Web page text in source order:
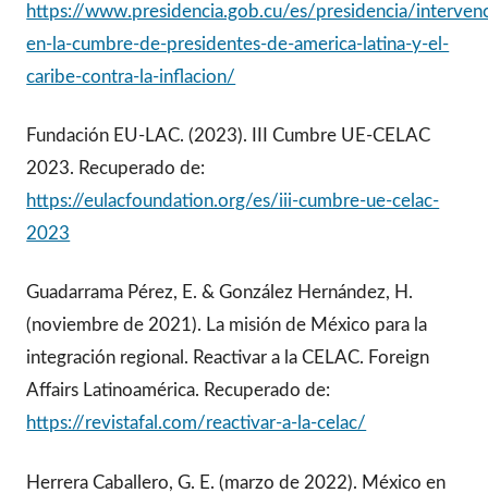
https://www.presidencia.gob.cu/es/presidencia/
en-la-cumbre-de-presidentes-de-america-latina-y-el-
caribe-contra-la-inflacion/
Fundación EU-LAC. (2023). III Cumbre UE-CELAC
2023. Recuperado de:
https://eulacfoundation.org/es/iii-cumbre-ue-celac-
2023
Guadarrama Pérez, E. & González Hernández, H.
(noviembre de 2021). La misión de México para la
integración regional. Reactivar a la CELAC. Foreign
Affairs Latinoamérica. Recuperado de:
https://revistafal.com/reactivar-a-la-celac/
Herrera Caballero, G. E. (marzo de 2022). México en